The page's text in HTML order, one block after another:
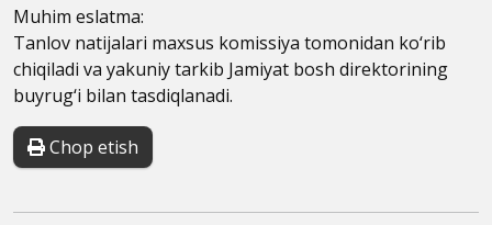
Muhim eslatma:
Tanlov natijalari maxsus komissiya tomonidan ko‘rib
chiqiladi va yakuniy tarkib Jamiyat bosh direktorining
buyrug‘i bilan tasdiqlanadi.
Chop etish